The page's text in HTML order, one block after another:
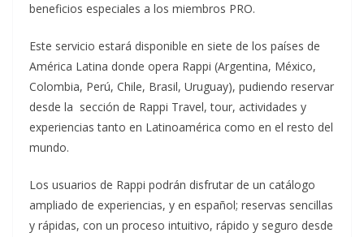
beneficios especiales a los miembros PRO.
Este servicio estará disponible en siete de los países de
América Latina donde opera Rappi (Argentina, México,
Colombia, Perú, Chile, Brasil, Uruguay), pudiendo reservar
desde la sección de Rappi Travel, tour, actividades y
experiencias tanto en Latinoamérica como en el resto del
mundo.
Los usuarios de Rappi podrán disfrutar de un catálogo
ampliado de experiencias, y en español; reservas sencillas
y rápidas, con un proceso intuitivo, rápido y seguro desde